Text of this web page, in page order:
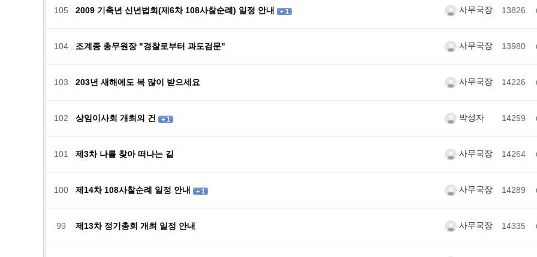
105 2009 기축년 신년법회(제6차 108사찰순례) 일정 안내 + 1 사무국장 13826
104 조계종 총무원장 "경찰로부터 과도검문" 사무국장 13980
103 203년 새해에도 복 많이 받으세요 사무국장 14226
102 상임이사회 개최의 건 + 1 박성자 14259
101 제3차 나를 찾아 떠나는 길 사무국장 14264
100 제14차 108사찰순례 일정 안내 + 1 사무국장 14289
99 제13차 정기총회 개최 일정 안내 사무국장 14335